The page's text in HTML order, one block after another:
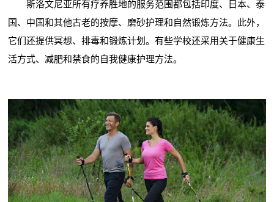
斯洛文尼亚所有疗养胜地的服务范围都包括印度、日本、泰
国、中国和其他古老的按摩、磨砂护理和自然锻炼方法。此外，
它们还提供冥想、排毒和锻炼计划。有些学校还采用关于健康生
活方式、减肥和禁食的自我健康护理方法。